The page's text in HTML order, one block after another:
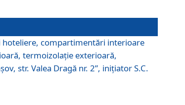
hoteliere, compartimentări interioare
termoizolaţie exterioară,
str. Valea Dragă nr. 2”, iniţiator S.C.